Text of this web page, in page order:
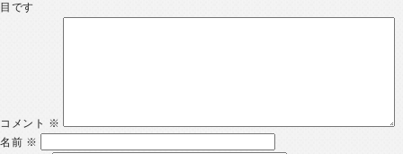
目です
コメント ※
名前 ※